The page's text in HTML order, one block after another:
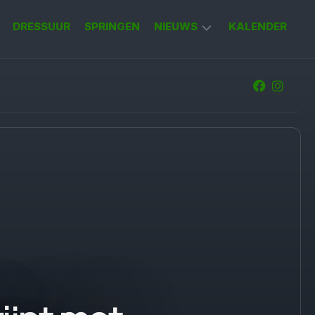
DRESSUUR SPRINGEN NIEUWS KALENDER